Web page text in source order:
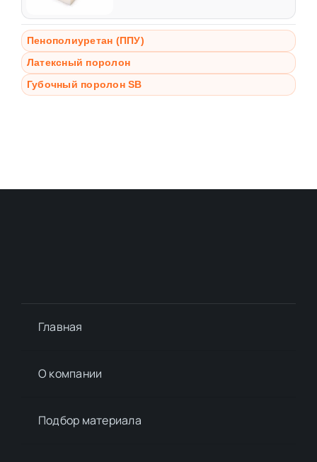
Пенополиуретан (ППУ)
Латексный поролон
Губочный поролон SB
Главная
О компании
Подбор материалa